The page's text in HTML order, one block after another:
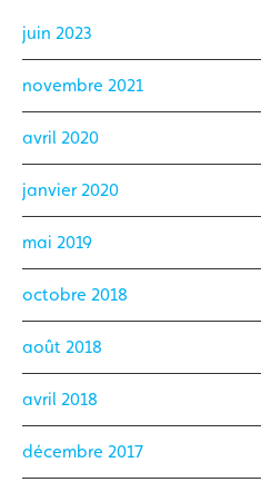
juin 2023
novembre 2021
avril 2020
janvier 2020
mai 2019
octobre 2018
août 2018
avril 2018
décembre 2017